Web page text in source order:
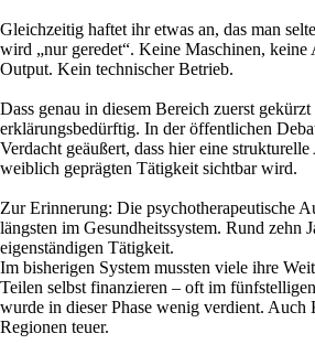
Gleichzeitig haftet ihr etwas an, das man
wird „nur geredet“. Keine Maschinen, keine
Output. Kein technischer Betrieb.
Dass genau in diesem Bereich zuerst
erklärungsbedürftig. In der öffentlichen
Verdacht geäußert, dass hier eine
weiblich geprägten Tätigkeit sichtbar wird.
Zur Erinnerung: Die psychotherapeutische
längsten im Gesundheitssystem. Rund zehn
eigenständigen Tätigkeit.
Im bisherigen System mussten viele ihre
Teilen selbst finanzieren – oft im
wurde in dieser Phase wenig verdient. Auch
Regionen teuer.